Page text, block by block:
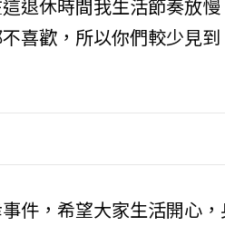
退休時間我生活節奏放慢
喜歡，所以你們較少見到
件，希望大家生活開心，